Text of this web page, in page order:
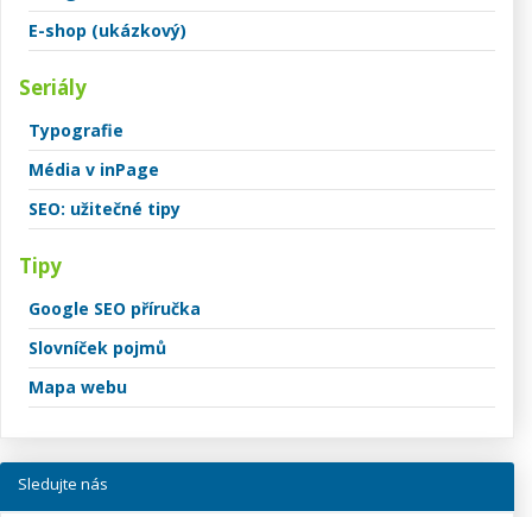
E-shop (ukázkový)
Seriály
Typografie
Média v inPage
SEO: užitečné tipy
Tipy
Google SEO příručka
Slovníček pojmů
Mapa webu
Sledujte nás